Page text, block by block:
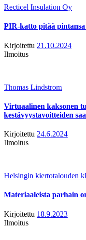
Recticel Insulation Oy
PIR-katto pitää
Kirjoitettu 21.10.2024
Ilmoitus
Thomas Lindstrom
Virtuaalinen kaksonen
kestävyystavoitteiden
Kirjoitettu 24.6.2024
Ilmoitus
Helsingin kiertotalouden
Materiaaleista parhain
Kirjoitettu 18.9.2023
Ilmoitus